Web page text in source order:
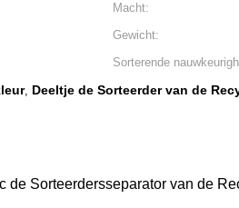
Macht:
Gewicht:
Sorterende
, Deeltje de Sorteerder van de
de Sorteerdersseparator van de